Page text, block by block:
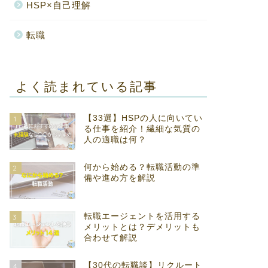
HSP×自己理解
転職
よく読まれている記事
1
【33選】HSPの人に向いてい
る仕事を紹介！繊細な気質の
人の適職は何？
2
何から始める？転職活動の準
備や進め方を解説
3
転職エージェントを活用する
メリットとは？デメリットも
合わせて解説
4
【30代の転職談】リクルート